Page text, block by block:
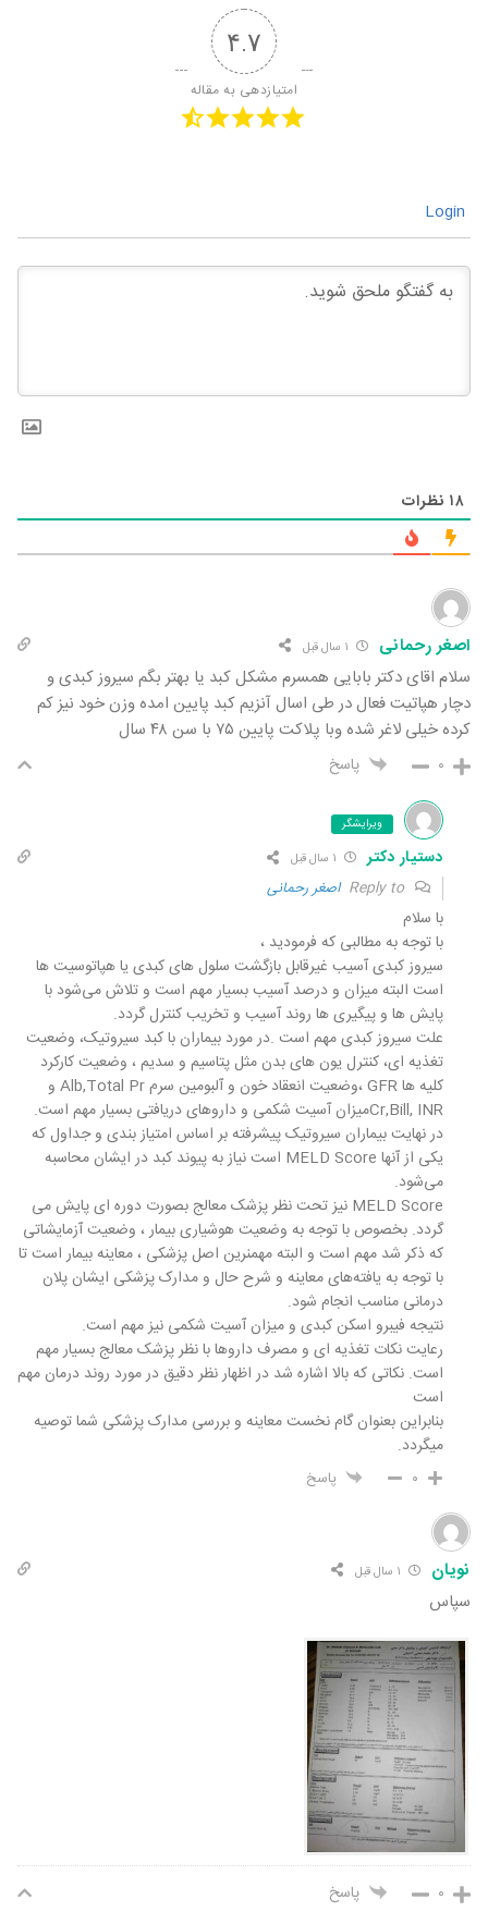
۴.۷
امتیازدهی به مقاله
۱۸ نظرات
اصغر رحمانی
سلام اقای دکتر بابایی همسرم مشکل کبد یا بهتر بگم سیروز کبدی و
دچار هپاتیت فعال در طی اسال آنزیم کبد پایین امده وزن خود نیز کم
کرده خیلی لاغر شده وبا پلاکت پایین ۷۵ با سن ۴۸ سال
۰ پاسخ
ویرایشگر
دستیار دکتر
اصغر رحمانی
با سلام
با توجه به‌ مطالبی که فرمودید ،
سیروز کبدی آسیب غیرقابل بازگشت سلول های کبدی یا هپاتوسیت ها
است البته میزان و درصد آسیب بسیار مهم است و تلاش می‌شود با
پایش ها و پیگیری ها روند آسیب و تخریب کنترل گردد.
علت سیروز کبدی مهم است .در مورد بیماران با کبد سیروتیک، وضعیت
تغذیه ای، کنترل یون های بدن مثل پتاسیم و سدیم ، وضعیت کارکرد
کلیه ها GFR ،وضعیت انعقاد خون و آلبومین سرم Alb,Total Pr و
Cr,Bill, INRمیزان آسیت شکمی و داروهای دریافتی بسیار مهم است.
در نهایت بیماران سیروتیک پیشرفته بر اساس امتیاز بندی و جداول که
یکی از آنها MELD Score است نیاز به پیوند کبد در ایشان محاسبه
می‌شود.
MELD Score نیز تحت نظر پزشک معالج بصورت دوره ای پایش می
گردد. بخصوص با توجه به وضعیت هوشیاری بیمار ، وضعیت آزمایشاتی
که ذکر شد مهم است و البته مهمنرین اصل پزشکی ، معاینه بیمار است تا
با توجه به یافته‌های معاینه و شرح حال و مدارک پزشکی ایشان پلان
درمانی مناسب انجام شود.
نتیجه فیبرو اسکن کبدی و میزان آسیت شکمی نیز مهم است.
رعایت نکات تغذیه ای و مصرف داروها با نظر پزشک معالج بسیار مهم
است. نکاتی که بالا اشاره شد در اظهار نظر دقیق در مورد روند درمان مهم
است
بنابراین بعنوان گام نخست معاینه و بررسی مدارک پزشکی شما توصیه
میگردد.
۰ پاسخ
نویان
سپاس
۰ پاسخ